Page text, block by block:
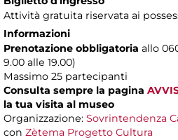
Attività gratuita riservata ai
Informazioni
Prenotazione obbligatoria allo
9.00 alle 19.00)
Massimo 25 partecipanti
Consulta sempre la pagina
la tua visita al museo
Organizzazione: Sovrintendenza
con Zètema Progetto Cultura